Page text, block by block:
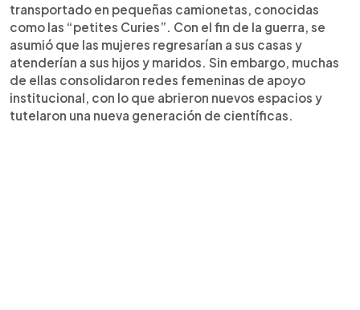
transportado en pequeñas camionetas, conocidas
como las “petites Curies”. Con el fin de la guerra, se
asumió que las mujeres regresarían a sus casas y
atenderían a sus hijos y maridos. Sin embargo, muchas
de ellas consolidaron redes femeninas de apoyo
institucional, con lo que abrieron nuevos espacios y
tutelaron una nueva generación de científicas.